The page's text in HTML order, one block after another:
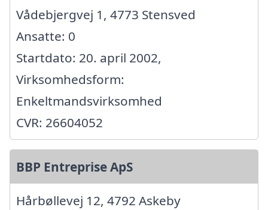
Vådebjergvej 1, 4773 Stensved
Ansatte: 0
Startdato: 20. april 2002,
Virksomhedsform:
Enkeltmandsvirksomhed
CVR: 26604052
BBP Entreprise ApS
Hårbøllevej 12, 4792 Askeby